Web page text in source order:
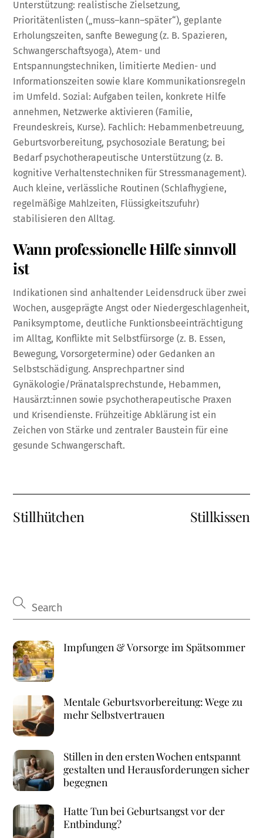
Unterstützung: realistische Zielsetzung,
Prioritätenlisten („muss–kann–später“), geplante
Erholungszeiten, sanfte Bewegung (z. B. Spazieren,
Schwangerschaftsyoga), Atem- und
Entspannungstechniken, limitierte Medien- und
Informationszeiten sowie klare Kommunikationsregeln
im Umfeld. Sozial: Aufgaben teilen, konkrete Hilfe
annehmen, Netzwerke aktivieren (Familie,
Freundeskreis, Kurse). Fachlich: Hebammenbetreuung,
Geburtsvorbereitung, psychosoziale Beratung; bei
Bedarf psychotherapeutische Unterstützung (z. B.
kognitive Verhaltenstechniken für Stressmanagement).
Auch kleine, verlässliche Routinen (Schlafhygiene,
regelmäßige Mahlzeiten, Flüssigkeitszufuhr)
stabilisieren den Alltag.
Wann professionelle Hilfe sinnvoll
ist
Indikationen sind anhaltender Leidensdruck über zwei
Wochen, ausgeprägte Angst oder Niedergeschlagenheit,
Paniksymptome, deutliche Funktionsbeeinträchtigung
im Alltag, Konflikte mit Selbstfürsorge (z. B. Essen,
Bewegung, Vorsorgetermine) oder Gedanken an
Selbstschädigung. Ansprechpartner sind
Gynäkologie/Pränatalsprechstunde, Hebammen,
Hausärzt:innen sowie psychotherapeutische Praxen
und Krisendienste. Frühzeitige Abklärung ist ein
Zeichen von Stärke und zentraler Baustein für eine
gesunde Schwangerschaft.
Stillhütchen Stillkissen
Impfungen & Vorsorge im Spätsommer
Mentale Geburtsvorbereitung: Wege zu
mehr Selbstvertrauen
Stillen in den ersten Wochen entspannt
gestalten und Herausforderungen sicher
begegnen
Hatte Tun bei Geburtsangst vor der
Entbindung?